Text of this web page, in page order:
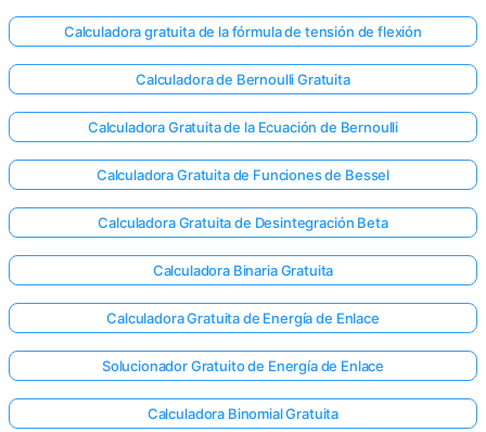
Calculadora gratuita de la fórmula de tensión de flexión
Calculadora de Bernoulli Gratuita
Calculadora Gratuita de la Ecuación de Bernoulli
Calculadora Gratuita de Funciones de Bessel
Calculadora Gratuita de Desintegración Beta
Calculadora Binaria Gratuita
Calculadora Gratuita de Energía de Enlace
Solucionador Gratuito de Energía de Enlace
Calculadora Binomial Gratuita